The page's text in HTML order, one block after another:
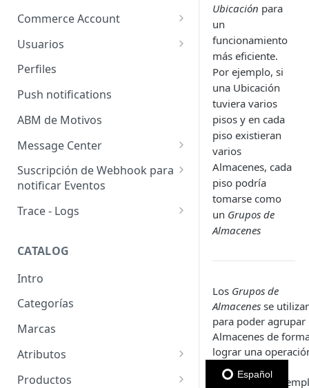
Commerce Account
Cuentas de comercio
Sales Channel (Canales de
Usuarios
Usuarios
Usuarios pendientes
Llaves de seguridad
Perfiles
Push notifications
ABM de Motivos
Message Center
Templates
Configuración de SMTP
Emails (Registro de correos
Email para pedido pendiente
de retiro
WhatsApp Business
Suscripción de Webhook para
notificar Eventos
Webhooks: Buenas prácticas
Trace - Logs
CATALOG
Intro
Categorías
Marcas
Atributos
Grupos de atributos
Productos
Ubicación para
un
funcionamiento
más eficiente.
Por ejemplo, si
una Ubicación
tuviera varios
pisos y en cada
piso existieran
varios
Almacenes, cada
piso podría
tomarse como
un Grupos de
Almacenes
Los Grupos de
Almacenes se
para poder agrupar
Almacenes de
lograr una
entre ellos mas
eficiente, por
Español